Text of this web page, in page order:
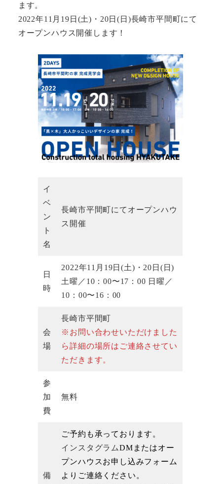
ます。
2022年11月19日(土)・20日(日)長崎市平間町にて
オープンハウス開催します！
イ
ベ
ン
ト
名
長崎市平間町にてオープンハウ
ス開催
日
時
2022年11月19日(土)・20日(日)
土曜／10：00〜17：00 日曜／
10：00〜16：00
会
場
長崎市平間町
※お問い合わせいただけました
ら詳細の場所はご連絡させてい
ただきます。
参
加
費
無料
備
ご予約も承っております。
インスタグラムDMまたはオー
プンハウスお申し込みフォーム
よりご連絡ください。